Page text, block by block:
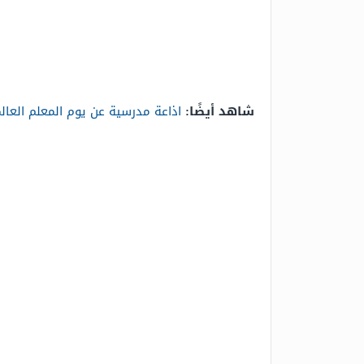
شاهد أيضًا: اذاعة مدرسية عن يوم المعلم